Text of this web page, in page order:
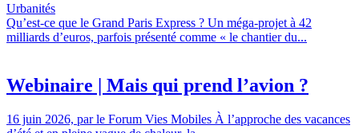
Urbanités
Qu’est-ce que le Grand Paris Express ? Un méga-projet à 42
milliards d’euros, parfois présenté comme « le chantier du...
Webinaire | Mais qui prend l’avion ?
16 juin 2026, par le Forum Vies Mobiles À l’approche des vacances